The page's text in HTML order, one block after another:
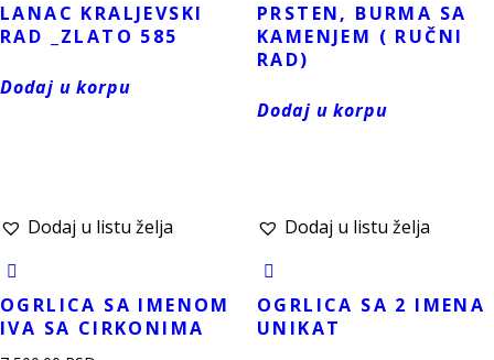
LANAC KRALJEVSKI
RAD _ZLATO 585
Dodaj u korpu
PRSTEN, BURMA SA
KAMENJEM ( RUČNI
RAD)
Dodaj u korpu
Dodaj u listu želja
OGRLICA SA IMENOM
IVA SA CIRKONIMA
Dodaj u listu želja
OGRLICA SA 2 IMENA
UNIKAT